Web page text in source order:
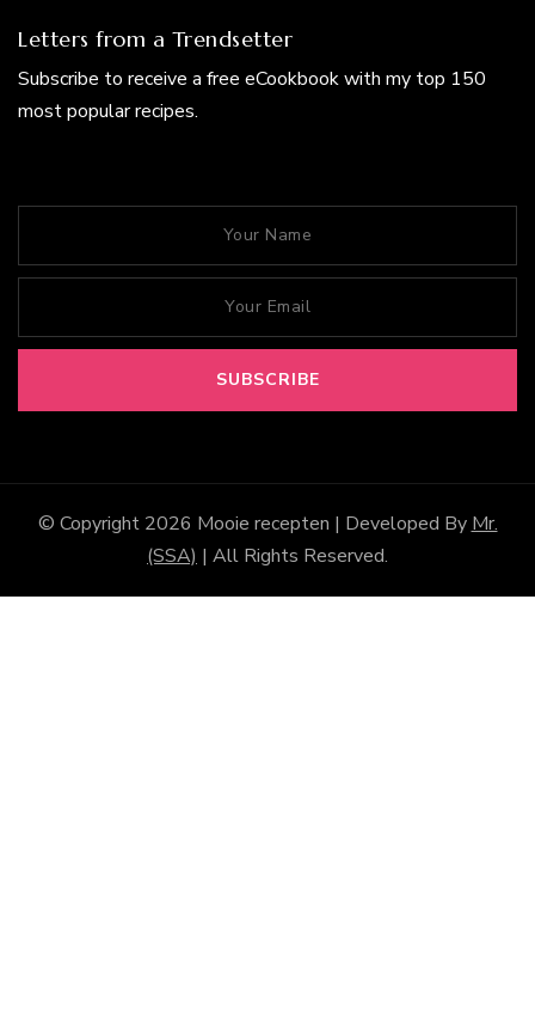
Letters from a Trendsetter
Subscribe to receive a free eCookbook with my top 150
most popular recipes.
© Copyright 2026 Mooie recepten | Developed By Mr.
(SSA) | All Rights Reserved.